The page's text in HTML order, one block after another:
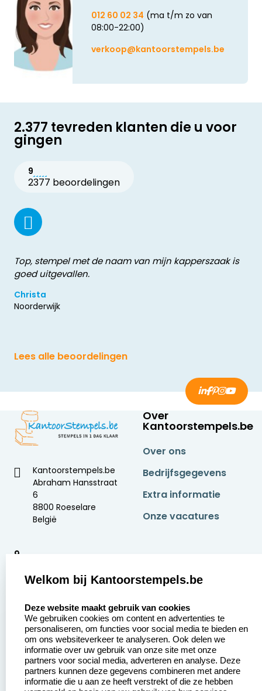
012 60 02 34 (ma t/m zo van
08:00-22:00)
verkoop@kantoorstempels.be
2.377 tevreden klanten die u voor
gingen
9
2377 beoordelingen
Top, stempel met de naam van mijn kapperszaak is
goed uitgevallen.
Christa
Noorderwijk
Lees alle beoordelingen
Kantoorstempels.be
Abraham Hansstraat
6
8800 Roeselare
België
9
Over
Kantoorstempels.be
Over ons
Bedrijfsgegevens
Extra informatie
Onze vacatures
Aanvraag op maat
Betaling &
Verzending
Wederverkoper
Contact opnemen
Veel gestelde vragen
Retourneren
Welkom bij Kantoorstempels.be
Deze website maakt gebruik van cookies
We gebruiken cookies om content en advertenties te
personaliseren, om functies voor social media te bieden en
om ons websiteverkeer te analyseren. Ook delen we
informatie over uw gebruik van onze site met onze
partners voor social media, adverteren en analyse. Deze
partners kunnen deze gegevens combineren met andere
informatie die u aan ze heeft verstrekt of die ze hebben